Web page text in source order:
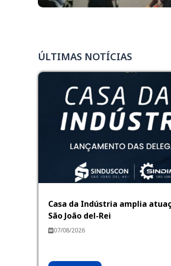
ÚLTIMAS NOTÍCIAS
Casa da Indústria amplia
São João del-Rei
07/08/2026